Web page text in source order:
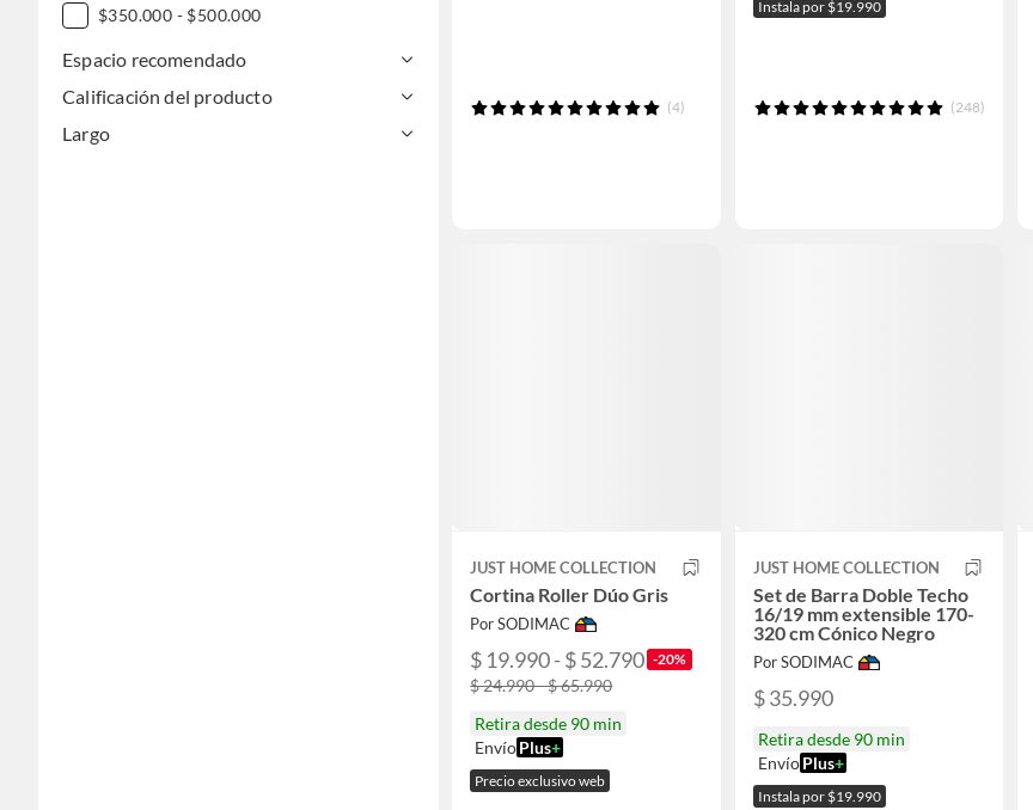
$350.000 - $500.000
$500.000 - $1.000.000
DESDE $1.000.000
Espacio recomendado
Calificación del producto
Largo
(4)
Instala por $19.990
(248)
JUST HOME COLLECTION
Cortina Roller Dúo Gris
Por SODIMAC
$ 19.990 - $ 52.790 -20%
$ 24.990 - $ 65.990
Retira desde 90 min
EnvíoPlus+
Precio exclusivo web
JUST HOME COLLECTION
Set de Barra Doble Techo
16/19 mm extensible 170-
320 cm Cónico Negro
Por SODIMAC
$ 35.990
Retira desde 90 min
Envío Plus+
Instala por $19.990